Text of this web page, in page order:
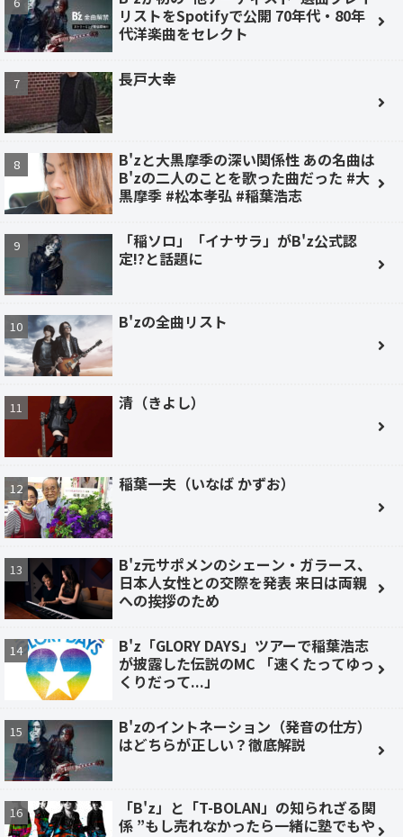
リストをSpotifyで公開 70年代・80年
代洋楽曲をセレクト
長戸大幸
B'zと大黒摩季の深い関係性 あの名曲は
B'zの二人のことを歌った曲だった #大
黒摩季 #松本孝弘 #稲葉浩志
「稲ソロ」「イナサラ」がB'z公式認
定!?と話題に
B'zの全曲リスト
清（きよし）
稲葉一夫（いなば かずお）
B'z元サポメンのシェーン・ガラース、
日本人女性との交際を発表 来日は両親
への挨拶のため
B'z「GLORY DAYS」ツアーで稲葉浩志
が披露した伝説のMC 「速くたってゆっ
くりだって...」
B'zのイントネーション（発音の仕方）
はどちらが正しい？徹底解説
「B'z」と「T-BOLAN」の知られざる関
係 ”もし売れなかったら一緒に塾でもや